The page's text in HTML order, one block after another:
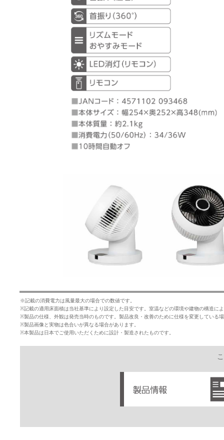
※記載の消費電力は風量最大の場合での数値です。
※記載の適用床面積は当社基準により設定した目安です。室温などの環境や建物の構造に
※製品の仕様、外観は発売当時のものです。製品改良・改善のために仕様を変更している
※製品画像と実物は色合いが異なる場合があります。
※本製品は日本でご使用いただくために設計・製造されたものです。